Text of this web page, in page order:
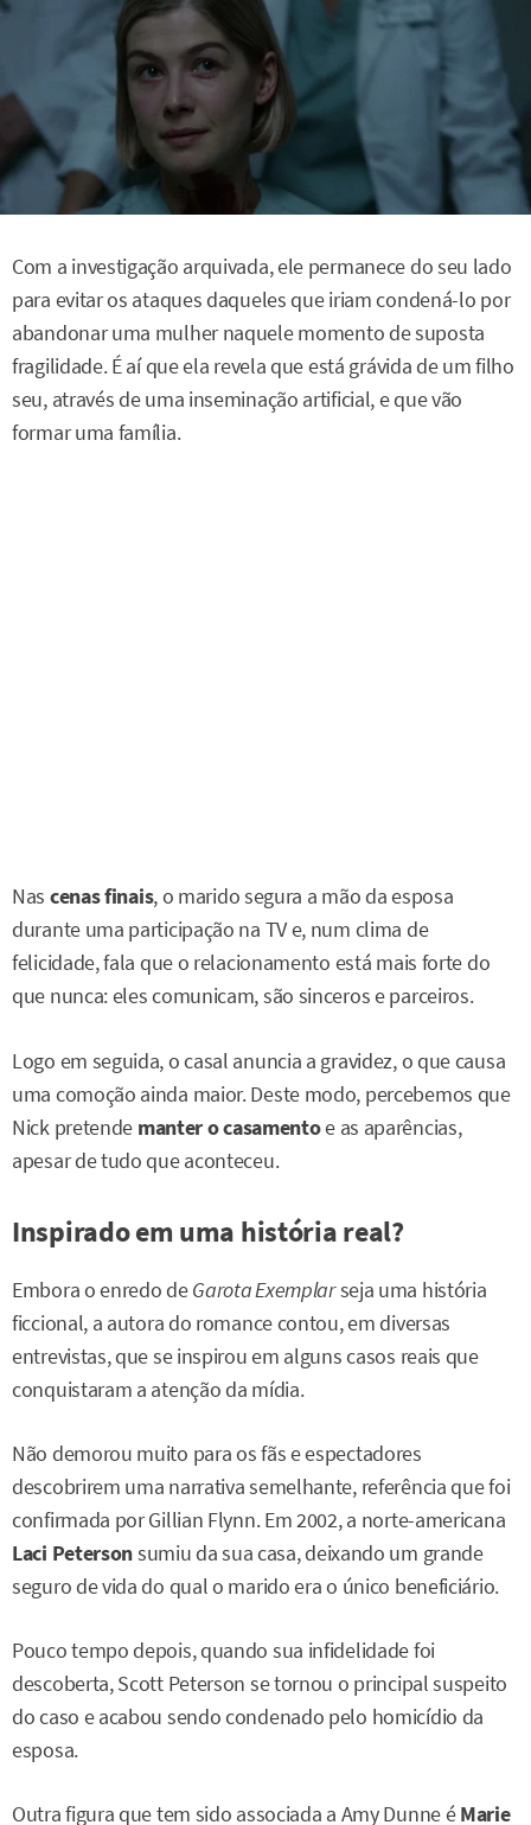
Com a investigação arquivada, ele permanece do seu lado
para evitar os ataques daqueles que iriam condená-lo por
abandonar uma mulher naquele momento de suposta
fragilidade. É aí que ela revela que está grávida de um filho
seu, através de uma inseminação artificial, e que vão
formar uma família.
Nas cenas finais, o marido segura a mão da esposa
durante uma participação na TV e, num clima de
felicidade, fala que o relacionamento está mais forte do
que nunca: eles comunicam, são sinceros e parceiros.
Logo em seguida, o casal anuncia a gravidez, o que causa
uma comoção ainda maior. Deste modo, percebemos que
Nick pretende manter o casamentoe as aparências,
apesar de tudo que aconteceu.
Inspirado em uma história real?
Embora o enredo deGarota Exemplarseja uma história
ficcional, a autora do romance contou, em diversas
entrevistas, que se inspirou em alguns casos reais que
conquistaram a atenção da mídia.
Não demorou muito para os fãs e espectadores
descobrirem uma narrativa semelhante, referência que foi
confirmada por Gillian Flynn. Em 2002, a norte-americana
Laci Petersonsumiu da sua casa, deixando um grande
seguro de vida do qual o marido era o único beneficiário.
Pouco tempo depois, quando sua infidelidade foi
descoberta, Scott Peterson se tornou o principal suspeito
do caso e acabou sendo condenado pelo homicídio da
esposa.
Outra figura que tem sido associada a Amy Dunne éMarie